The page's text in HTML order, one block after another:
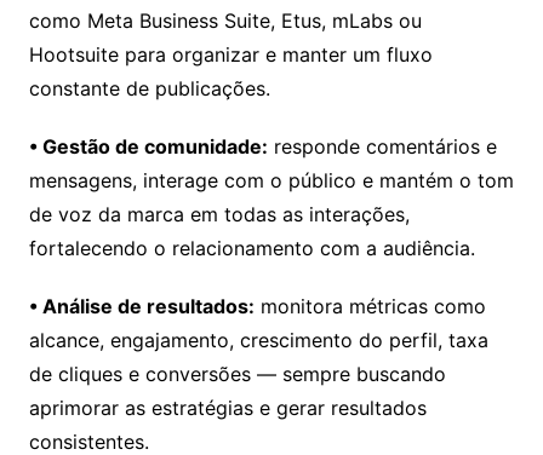
como Meta Business Suite, Etus, mLabs ou
Hootsuite para organizar e manter um fluxo
constante de publicações.
• Gestão de comunidade: responde comentários e
mensagens, interage com o público e mantém o tom
de voz da marca em todas as interações,
fortalecendo o relacionamento com a audiência.
• Análise de resultados: monitora métricas como
alcance, engajamento, crescimento do perfil, taxa
de cliques e conversões — sempre buscando
aprimorar as estratégias e gerar resultados
consistentes.